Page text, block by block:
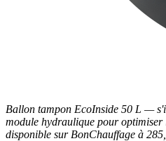
Ballon tampon EcoInside 50 L —
module hydraulique pour
disponible sur BonChauffage à